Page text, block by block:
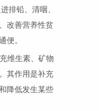
排铅、清咽、
改善营养性贫
便。
维生素、矿物
其作用是补充
降低发生某些